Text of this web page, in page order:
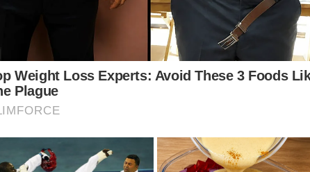
Malaysia kutuk Israel depan Joe Biden - Anwar
Doktor cuai atas kematian isteri pemain hoki negara -
Mahkamah
"Apa sekalipun cerita yang mereka kongsi, biar kami
(AS) jelaskan Rusia bertanggungjawab, dan kami
akan mempunyai lebih banyak perkara untuk
menyampaikan ucaptama di Persidangan
Keselamatan Munich.